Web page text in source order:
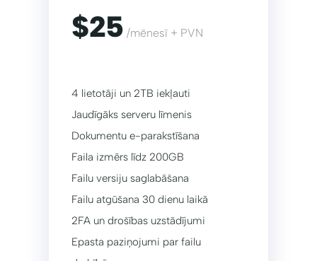
$25 /mēnesī + PVN
4 lietotāji un 2TB iekļauti
Jaudīgāks serveru līmenis
Dokumentu e-parakstīšana
Faila izmērs līdz 200GB
Failu versiju saglabāšana
Failu atgūšana 30 dienu laikā
2FA un drošības uzstādījumi
Epasta paziņojumi par failu